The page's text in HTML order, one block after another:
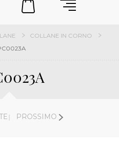
COLLANE IN CORNO
PROSSIMO